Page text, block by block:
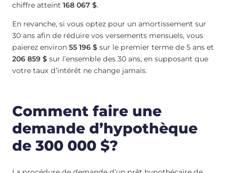
chiffre atteint 168 067 $.
En revanche, si vous optez pour un amortissement sur
30 ans afin de réduire vos versements mensuels, vous
paierez environ 55 196 $ sur le premier terme de 5 ans et
206 859 $ sur l’ensemble des 30 ans, en supposant que
votre taux d’intérêt ne change jamais.
Comment faire une
demande d’hypothèque
de 300 000 $?